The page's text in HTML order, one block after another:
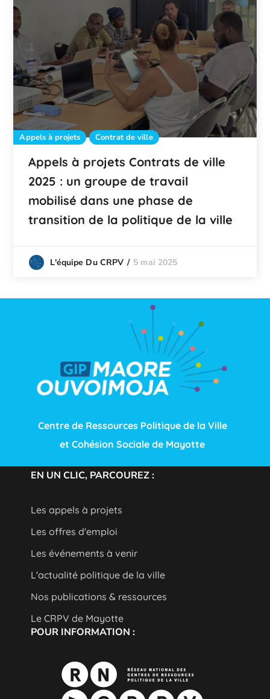
Appels à projets Contrat de ville
Appels à projets Contrats de ville
2025 : un groupe de travail
mobilisé dans une phase de
transition de la politique de la ville
L'équipe Du CRPV 5 mai 2025
Centre de Ressources Politique de la Ville
et Cohésion Sociale de Mayotte
EN UN CLIC, PARCOUREZ :
Les appels à projets
Les offres d'emploi
Les événements à venir
L'actualité politique de la ville
Nos publications & ressources
Le CRPV de Mayotte
POUR INFORMATION :